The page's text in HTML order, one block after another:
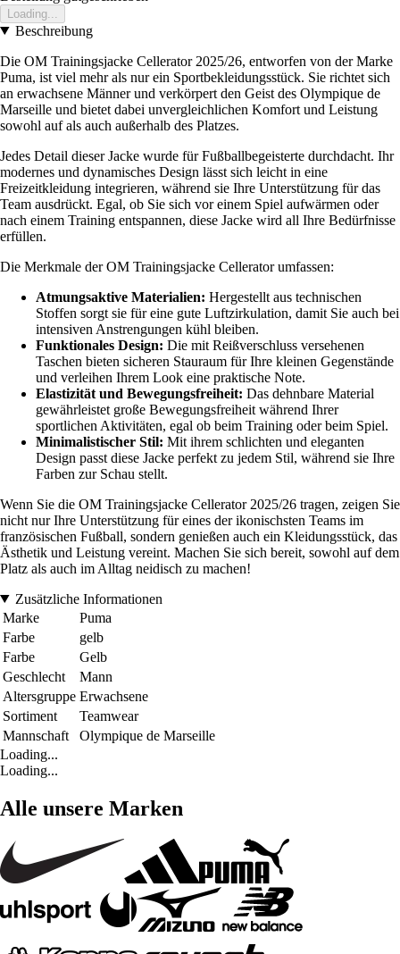
Loading...
Beschreibung
Die OM Trainingsjacke Cellerator 2025/26, entworfen von der Marke
Puma, ist viel mehr als nur ein Sportbekleidungsstück. Sie richtet sich
an erwachsene Männer und verkörpert den Geist des Olympique de
Marseille und bietet dabei unvergleichlichen Komfort und Leistung
sowohl auf als auch außerhalb des Platzes.
Jedes Detail dieser Jacke wurde für Fußballbegeisterte durchdacht. Ihr
modernes und dynamisches Design lässt sich leicht in eine
Freizeitkleidung integrieren, während sie Ihre Unterstützung für das
Team ausdrückt. Egal, ob Sie sich vor einem Spiel aufwärmen oder
nach einem Training entspannen, diese Jacke wird all Ihre Bedürfnisse
erfüllen.
Die Merkmale der OM Trainingsjacke Cellerator umfassen:
Atmungsaktive Materialien: Hergestellt aus technischen
Stoffen sorgt sie für eine gute Luftzirkulation, damit Sie auch bei
intensiven Anstrengungen kühl bleiben.
Funktionales Design: Die mit Reißverschluss versehenen
Taschen bieten sicheren Stauraum für Ihre kleinen Gegenstände
und verleihen Ihrem Look eine praktische Note.
Elastizität und Bewegungsfreiheit: Das dehnbare Material
gewährleistet große Bewegungsfreiheit während Ihrer
sportlichen Aktivitäten, egal ob beim Training oder beim Spiel.
Minimalistischer Stil: Mit ihrem schlichten und eleganten
Design passt diese Jacke perfekt zu jedem Stil, während sie Ihre
Farben zur Schau stellt.
Wenn Sie die OM Trainingsjacke Cellerator 2025/26 tragen, zeigen Sie
nicht nur Ihre Unterstützung für eines der ikonischsten Teams im
französischen Fußball, sondern genießen auch ein Kleidungsstück, das
Ästhetik und Leistung vereint. Machen Sie sich bereit, sowohl auf dem
Platz als auch im Alltag neidisch zu machen!
Zusätzliche Informationen
Marke
Puma
Farbe
gelb
Farbe
Gelb
Geschlecht
Mann
Altersgruppe Erwachsene
Sortiment
Teamwear
Mannschaft
Olympique de Marseille
Loading...
Loading...
Alle unsere Marken